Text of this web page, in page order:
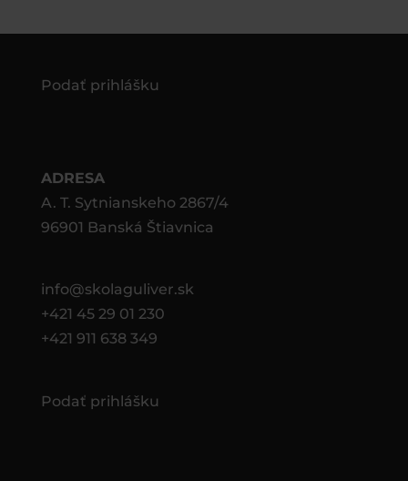
Podať prihlášku
ADRESA
A. T. Sytnianskeho 2867/4
96901 Banská Štiavnica
info@skolaguliver.sk
+421 45 29 01 230
+421 911 638 349
Podať prihlášku